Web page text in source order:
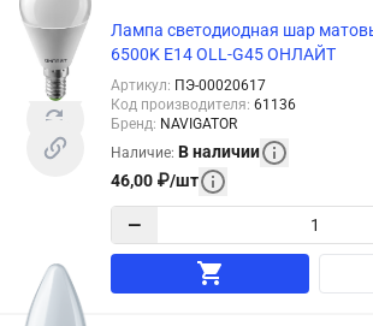
Лампа светодиодная шар
6500K E14 OLL-G45 ОНЛАЙТ
Артикул: ПЭ-00020617
Код производителя: 61136
Бренд: NAVIGATOR
Наличие: В наличии
46,00 ₽/шт
−